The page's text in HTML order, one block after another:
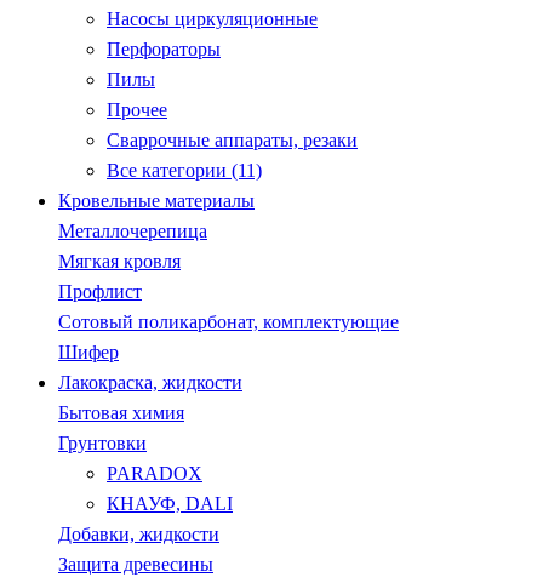
Насосы циркуляционные
Перфораторы
Пилы
Прочее
Сваррочные аппараты, резаки
Все категории (11)
Кровельные материалы
Металлочерепица
Мягкая кровля
Профлист
Сотовый поликарбонат, комплектующие
Шифер
Лакокраска, жидкости
Бытовая химия
Грунтовки
PARADOX
КНАУФ, DALI
Добавки, жидкости
Защита древесины